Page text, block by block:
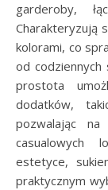
garderoby,
Charakteryzują
kolorami, co
od codziennych
prostota
dodatków,
pozwalając
casualowych
estetyce,
praktycznym